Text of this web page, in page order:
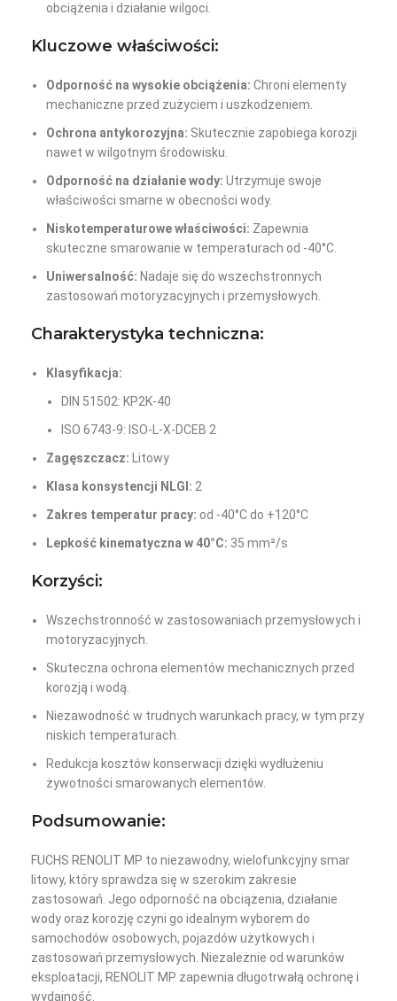
obciążenia i działanie wilgoci.
Kluczowe właściwości:
Odporność na wysokie obciążenia: Chroni elementy
mechaniczne przed zużyciem i uszkodzeniem.
Ochrona antykorozyjna: Skutecznie zapobiega korozji
nawet w wilgotnym środowisku.
Odporność na działanie wody: Utrzymuje swoje
właściwości smarne w obecności wody.
Niskotemperaturowe właściwości: Zapewnia
skuteczne smarowanie w temperaturach od -40°C.
Uniwersalność: Nadaje się do wszechstronnych
zastosowań motoryzacyjnych i przemysłowych.
Charakterystyka techniczna:
Klasyfikacja:
DIN 51502: KP2K-40
ISO 6743-9: ISO-L-X-DCEB 2
Zagęszczacz: Litowy
Klasa konsystencji NLGI: 2
Zakres temperatur pracy: od -40°C do +120°C
Lepkość kinematyczna w 40°C: 35 mm²/s
Korzyści:
Wszechstronność w zastosowaniach przemysłowych i
motoryzacyjnych.
Skuteczna ochrona elementów mechanicznych przed
korozją i wodą.
Niezawodność w trudnych warunkach pracy, w tym przy
niskich temperaturach.
Redukcja kosztów konserwacji dzięki wydłużeniu
żywotności smarowanych elementów.
Podsumowanie:
FUCHS RENOLIT MP to niezawodny, wielofunkcyjny smar
litowy, który sprawdza się w szerokim zakresie
zastosowań. Jego odporność na obciążenia, działanie
wody oraz korozję czyni go idealnym wyborem do
samochodów osobowych, pojazdów użytkowych i
zastosowań przemysłowych. Niezależnie od warunków
eksploatacji, RENOLIT MP zapewnia długotrwałą ochronę i
wydajność.